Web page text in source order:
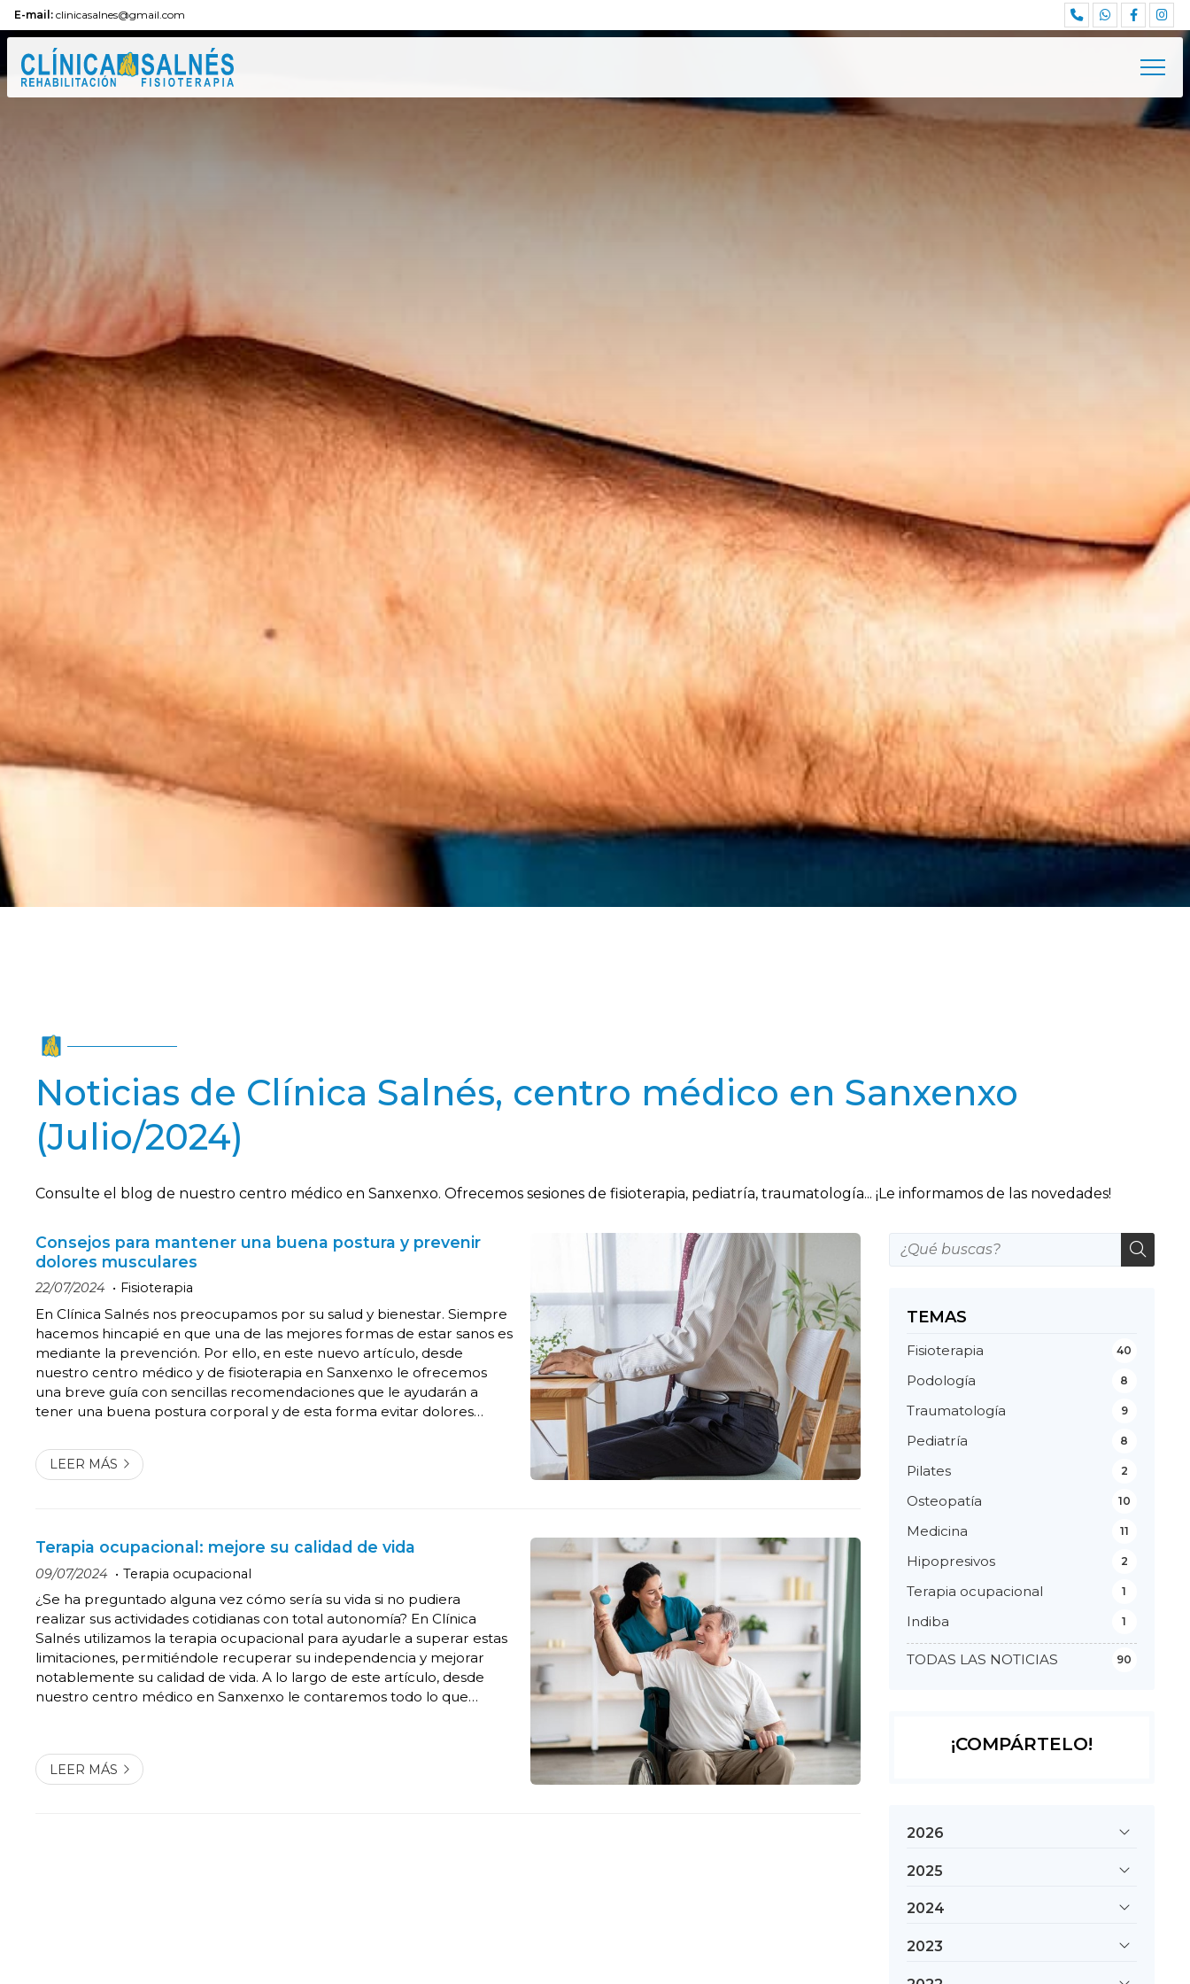
E-mail: clinicasalnes@gmail.com
Noticias de Clínica Salnés, centro médico en Sanxenxo
(Julio/2024)
Consulte el blog de nuestro centro médico en Sanxenxo. Ofrecemos sesiones de fisioterapia, pediatría, traumatología... ¡Le informamos de las novedades!
TEMAS
TODAS LAS NOTICIAS 90
Fisioterapia 40
Podología 8
Traumatología 9
Pediatría 8
Pilates 2
Osteopatía 10
Medicina 11
Hipopresivos 2
Terapia ocupacional 1
Indiba 1
Consejos para mantener una buena postura y prevenir
dolores musculares
22/07/2024 Fisioterapia
En Clínica Salnés nos preocupamos por su salud y bienestar. Siempre
hacemos hincapié en que una de las mejores formas de estar sanos es
mediante la prevención. Por ello, en este nuevo artículo, desde
nuestro centro médico y de fisioterapia en Sanxenxo le ofrecemos
una breve guía con sencillas recomendaciones que le ayudarán a
tener una buena postura corporal y de esta forma evitar dolores
La importancia de una buena postura N...
LEER MÁS
Terapia ocupacional: mejore su calidad de vida
09/07/2024 Terapia ocupacional
¿Se ha preguntado alguna vez cómo sería su vida si no pudiera
realizar sus actividades cotidianas con total autonomía? En Clínica
Salnés utilizamos la terapia ocupacional para ayudarle a superar estas
limitaciones, permitiéndole recuperar su independencia y mejorar
notablemente su calidad de vida. A lo largo de este artículo, desde
nuestro centro médico en Sanxenxo le contaremos todo lo que
LEER MÁS
¡COMPÁRTELO!
2026
2025
2024
2023